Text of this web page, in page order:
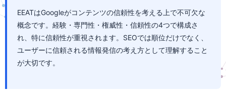
EEATはGoogleがコンテンツの信頼性を考える上で不可欠な
概念です。経験・専門性・権威性・信頼性の4つで構成さ
れ、特に信頼性が重視されます。SEOでは順位だけでなく、
ユーザーに信頼される情報発信の考え方として理解すること
が大切です。